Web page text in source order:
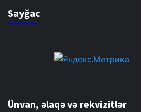
Sayğac
Ünvan, əlaqə və rekvizitlər